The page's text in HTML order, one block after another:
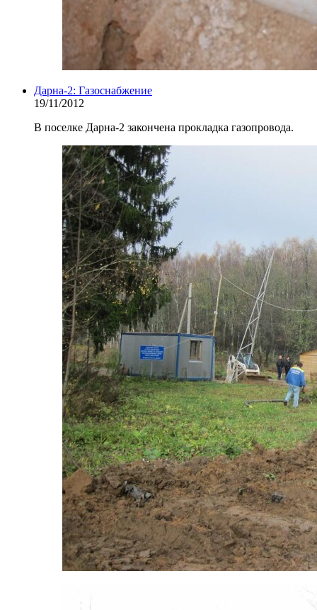
Дарна-2: Газоснабжение
19/11/2012
В поселке Дарна-2 закончена прокладка газопровода.